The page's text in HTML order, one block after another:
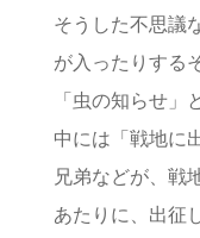
そうした不思議
が入ったりする
「虫の知らせ」
中には「戦地に
兄弟などが、戦
あたりに、出征